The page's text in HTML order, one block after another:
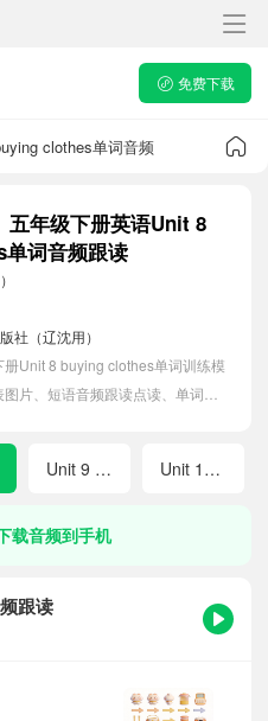
免费下载
clothes单词音频
五年级下册英语Unit 8
词音频跟读
社（辽沈用）
Unit 8 buying clothes单词训练模
片、短语音频跟读点读、单词拼
Unit 9 seeing the doctor Unit 10 great inventions
载音频到手机
跟读